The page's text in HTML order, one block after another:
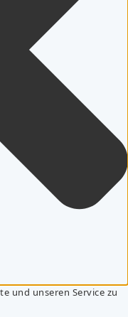
und unseren Service zu